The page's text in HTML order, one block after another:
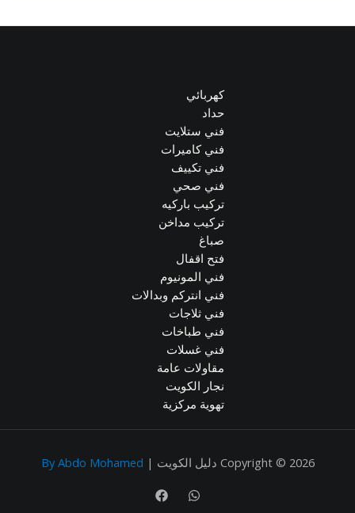
كهربائي
حداد
فني ستلايت
فني كاميرات
فني تكييف
فني صحي
تركيب باركيه
تركيب مداخن
صباغ
فتح اقفال
فني المونيوم
فني انتركم وبدالات
فني ثلاجات
فني طباخات
فني غسلات
مقاولات عامة
نجار الكويت
تهوية مركزية
Copyright © 2026 دليل الكويت | By Abdo Mohamed